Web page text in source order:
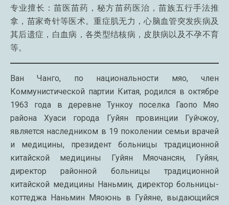
专业擅长：苗医苗药，秘方苗药医治，苗族五行手法推
拿，苗家奇针等医术。重症肌无力，心脑血管突发疾病及
其后遗症，白血病，各类型结核病，皮肤病以及不孕不育
等。
Ван Чанго, по национальности мяо, член
Коммунистической партии Китая, родился в октябре
1963 года в деревне Тункоу поселка Гаопо Мяо
района Хуаси города Гуйян провинции Гуйчжоу,
является наследником в 19 поколении семьи врачей
и медицины, президент больницы традиционной
китайской медицины Гуйян Мяочансян, Гуйян,
директор районной больницы традиционной
китайской медицины Наньмин, директор больницы-
коттеджа Наньмин Мяоюнь в Гуйяне, выдающийся